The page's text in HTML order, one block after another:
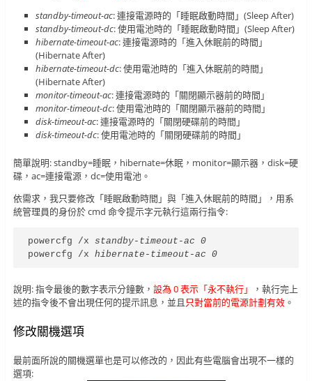
standby-timeout-ac: 連接電源時的「睡眠啟動時間」(Sleep After)
standby-timeout-dc: 使用電池時的「睡眠啟動時間」(Sleep After)
hibernate-timeout-ac: 連接電源時的「進入休眠前的時間」
(Hibernate After)
hibernate-timeout-dc: 使用電池時的「進入休眠前的時間」
(Hibernate After)
monitor-timeout-ac: 連接電源時的「關閉顯示器前的時間」
monitor-timeout-dc: 使用電池時的「關閉顯示器前的時間」
disk-timeout-ac: 連接電源時的「關閉硬碟前的時間」
disk-timeout-dc: 使用電池時的「關閉硬碟前的時間」
簡單說明: standby=睡眠，hibernate=休眠，monitor=顯示器，disk=硬
碟，ac=連接電源，dc=使用電池。
依需求，我只要修改「睡眠啟動時間」與「進入休眠前的時間」，用系
統管理員的身份於 cmd 命令提示字元執行這兩行指令:
powercfg /x standby-timeout-ac
0
powercfg /x hibernate-timeout-ac 0
說明: 指令最後的數字表示分鐘數， 設為 0 表示「永不執行」
，執行完上
述的指令後不會出現任何的提示訊息，並且 只對當前的電源計劃有效。
修改關機選項
最前面所說的關機選單也是可以修改的，因此有些電腦會出現不一樣的
選項: